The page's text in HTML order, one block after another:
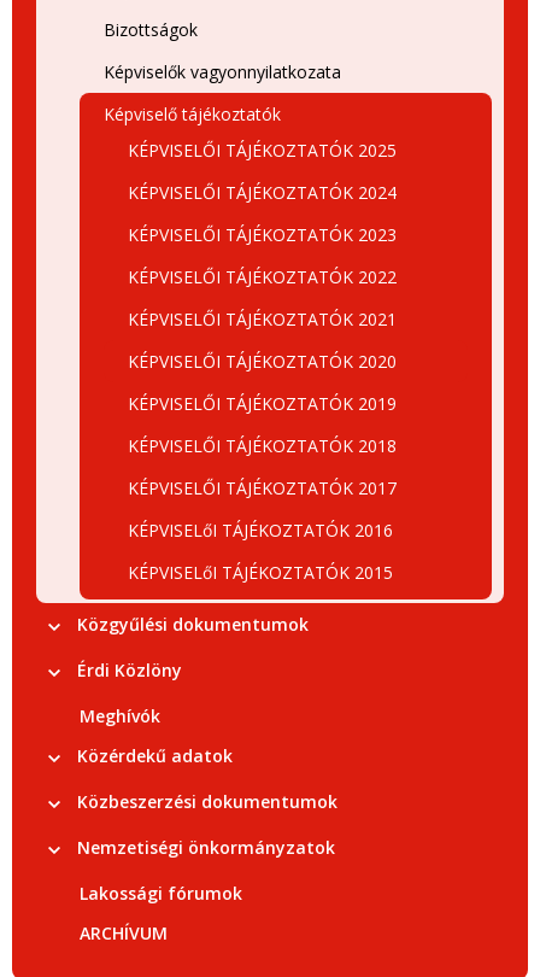
Bizottságok
Képviselők vagyonnyilatkozata
Képviselő tájékoztatók
KÉPVISELŐI TÁJÉKOZTATÓK 2025
KÉPVISELŐI TÁJÉKOZTATÓK 2024
KÉPVISELŐI TÁJÉKOZTATÓK 2023
KÉPVISELŐI TÁJÉKOZTATÓK 2022
KÉPVISELŐI TÁJÉKOZTATÓK 2021
KÉPVISELŐI TÁJÉKOZTATÓK 2020
KÉPVISELŐI TÁJÉKOZTATÓK 2019
KÉPVISELŐI TÁJÉKOZTATÓK 2018
KÉPVISELŐI TÁJÉKOZTATÓK 2017
KÉPVISELőI TÁJÉKOZTATÓK 2016
KÉPVISELőI TÁJÉKOZTATÓK 2015
Közgyűlési dokumentumok
Érdi Közlöny
Meghívók
Közérdekű adatok
Közbeszerzési dokumentumok
Nemzetiségi önkormányzatok
Lakossági fórumok
ARCHÍVUM